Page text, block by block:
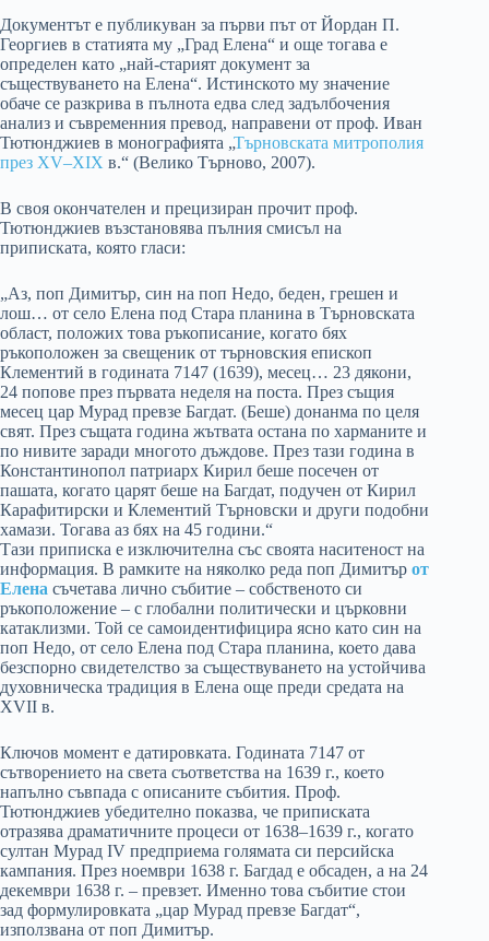
Документът е публикуван за първи път от Йордан П.
Георгиев в статията му „Град Елена“ и още тогава е
определен като „най-старият документ за
съществуването на Елена“. Истинското му значение
обаче се разкрива в пълнота едва след задълбочения
анализ и съвременния превод, направени от проф. Иван
Тютюнджиев в монографията „Търновската митрополия
през XV–XIX в.“ (Велико Търново, 2007).
В своя окончателен и прецизиран прочит проф.
Тютюнджиев възстановява пълния смисъл на
приписката, която гласи:
„Аз, поп Димитър, син на поп Недо, беден, грешен и
лош… от село Елена под Стара планина в Търновската
област, положих това ръкописание, когато бях
ръкоположен за свещеник от търновския епископ
Клементий в годината 7147 (1639), месец… 23 дякони,
24 попове през първата неделя на поста. През същия
месец цар Мурад превзе Багдат. (Беше) донанма по целя
свят. През същата година жътвата остана по харманите и
по нивите заради многото дъждове. През тази година в
Константинопол патриарх Кирил беше посечен от
пашата, когато царят беше на Багдат, подучен от Кирил
Карафитирски и Клементий Търновски и други подобни
хамази. Тогава аз бях на 45 години.“
Тази приписка е изключителна със своята наситеност на
информация. В рамките на няколко реда поп Димитър от
Елена съчетава лично събитие – собственото си
ръкоположение – с глобални политически и църковни
катаклизми. Той се самоидентифицира ясно като син на
поп Недо, от село Елена под Стара планина, което дава
безспорно свидетелство за съществуването на устойчива
духовническа традиция в Елена още преди средата на
XVII в.
Ключов момент е датировката. Годината 7147 от
сътворението на света съответства на 1639 г., което
напълно съвпада с описаните събития. Проф.
Тютюнджиев убедително показва, че приписката
отразява драматичните процеси от 1638–1639 г., когато
султан Мурад IV предприема голямата си персийска
кампания. През ноември 1638 г. Багдад е обсаден, а на 24
декември 1638 г. – превзет. Именно това събитие стои
зад формулировката „цар Мурад превзе Багдат“,
използвана от поп Димитър.